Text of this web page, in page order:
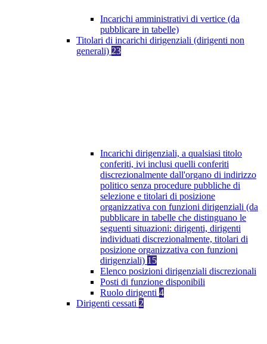
Incarichi amministrativi di vertice (da
pubblicare in tabelle)
Titolari di incarichi dirigenziali (dirigenti non
generali) 23
Incarichi dirigenziali, a qualsiasi titolo
conferiti, ivi inclusi quelli conferiti
discrezionalmente dall'organo di indirizzo
politico senza procedure pubbliche di
selezione e titolari di posizione
organizzativa con funzioni dirigenziali (da
pubblicare in tabelle che distinguano le
seguenti situazioni: dirigenti, dirigenti
individuati discrezionalmente, titolari di
posizione organizzativa con funzioni
dirigenziali) 15
Elenco posizioni dirigenziali discrezionali
Posti di funzione disponibili
Ruolo dirigenti 4
Dirigenti cessati 2